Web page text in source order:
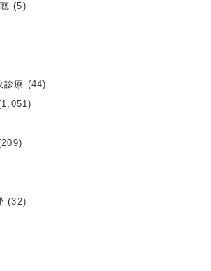
(5)
診療 (44)
(32)